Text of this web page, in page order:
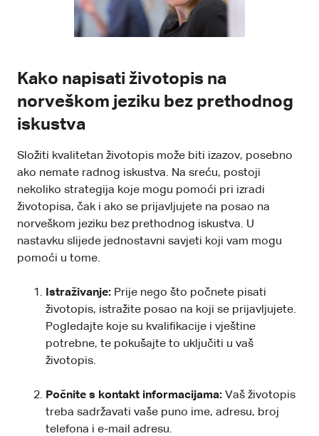
Kako napisati životopis na
norveškom jeziku bez prethodnog
iskustva
Složiti kvalitetan životopis može biti izazov, posebno
ako nemate radnog iskustva. Na sreću, postoji
nekoliko strategija koje mogu pomoći pri izradi
životopisa, čak i ako se prijavljujete na posao na
norveškom jeziku bez prethodnog iskustva. U
nastavku slijede jednostavni savjeti koji vam mogu
pomoći u tome.
Istraživanje: Prije nego što počnete pisati
životopis, istražite posao na koji se prijavljujete.
Pogledajte koje su kvalifikacije i vještine
potrebne, te pokušajte to uključiti u vaš
životopis.
Počnite s kontakt informacijama: Vaš životopis
treba sadržavati vaše puno ime, adresu, broj
telefona i e-mail adresu.